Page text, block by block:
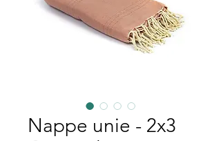
Nappe unie - 2x3